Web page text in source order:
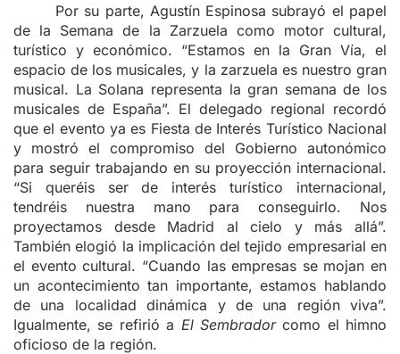
Por su parte, Agustín Espinosa subrayó el papel
de la Semana de la Zarzuela como motor cultural,
turístico y económico. “Estamos en la Gran Vía, el
espacio de los musicales, y la zarzuela es nuestro gran
musical. La Solana representa la gran semana de los
musicales de España”. El delegado regional recordó
que el evento ya es Fiesta de Interés Turístico Nacional
y mostró el compromiso del Gobierno autonómico
para seguir trabajando en su proyección internacional.
“Si queréis ser de interés turístico internacional,
tendréis nuestra mano para conseguirlo. Nos
proyectamos desde Madrid al cielo y más allá”.
También elogió la implicación del tejido empresarial en
el evento cultural. “Cuando las empresas se mojan en
un acontecimiento tan importante, estamos hablando
de una localidad dinámica y de una región viva”.
Igualmente, se refirió a El Sembradorcomo el himno
oficioso de la región.